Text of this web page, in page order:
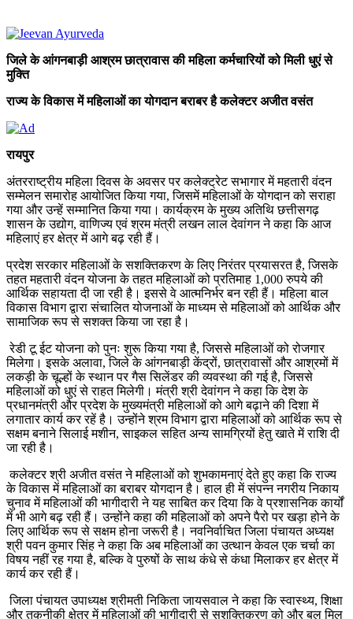
जिले के आंगनबाड़ी आश्रम छात्रावास की महिला कर्मचारियों को मिली धुएं से
मुक्ति
राज्य के विकास में महिलाओं का योगदान बराबर है कलेक्टर अजीत वसंत
रायपुर
अंतरराष्ट्रीय महिला दिवस के अवसर पर कलेक्ट्रेट सभागार में महतारी वंदन
सम्मेलन समारोह आयोजित किया गया, जिसमें महिलाओं के योगदान को सराहा
गया और उन्हें सम्मानित किया गया। कार्यक्रम के मुख्य अतिथि छत्तीसगढ़
शासन के उद्योग, वाणिज्य एवं श्रम मंत्री लखन लाल देवांगन ने कहा कि आज
महिलाएं हर क्षेत्र में आगे बढ़ रही हैं।
प्रदेश सरकार महिलाओं के सशक्तिकरण के लिए निरंतर प्रयासरत है, जिसके
तहत महतारी वंदन योजना के तहत महिलाओं को प्रतिमाह 1,000 रुपये की
आर्थिक सहायता दी जा रही है। इससे वे आत्मनिर्भर बन रही हैं। महिला बाल
विकास विभाग द्वारा संचालित योजनाओं के माध्यम से महिलाओं को आर्थिक और
सामाजिक रूप से सशक्त किया जा रहा है।
रेडी टू ईट योजना को पुनः शुरू किया गया है, जिससे महिलाओं को रोजगार
मिलेगा। इसके अलावा, जिले के आंगनबाड़ी केंद्रों, छात्रावासों और आश्रमों में
लकड़ी के चूल्हों के स्थान पर गैस सिलेंडर की व्यवस्था की गई है, जिससे
महिलाओं को धुएं से राहत मिलेगी। मंत्री श्री देवांगन ने कहा कि देश के
प्रधानमंत्री और प्रदेश के मुख्यमंत्री महिलाओं को आगे बढ़ाने की दिशा में
लगातार कार्य कर रहें है। उन्होंने श्रम विभाग द्वारा महिलाओं को आर्थिक रूप से
सक्षम बनाने सिलाई मशीन, साइकल सहित अन्य सामग्रियों हेतु खाते में राशि दी
जा रही है।
कलेक्टर श्री अजीत वसंत ने महिलाओं को शुभकामनाएं देते हुए कहा कि राज्य
के विकास में महिलाओं का बराबर योगदान है। हाल ही में संपन्न नगरीय निकाय
चुनाव में महिलाओं की भागीदारी ने यह साबित कर दिया कि वे प्रशासनिक कार्यों
में भी आगे बढ़ रही हैं। उन्होंने कहा की महिलाओं को अपने पैरो पर खड़ा होने के
लिए आर्थिक रूप से सक्षम होना जरूरी है। नवनिर्वाचित जिला पंचायत अध्यक्ष
श्री पवन कुमार सिंह ने कहा कि अब महिलाओं का उत्थान केवल एक चर्चा का
विषय नहीं रह गया है, बल्कि वे पुरुषों के साथ कंधे से कंधा मिलाकर हर क्षेत्र में
कार्य कर रही हैं।
जिला पंचायत उपाध्यक्ष श्रीमती निकिता जायसवाल ने कहा कि स्वास्थ्य, शिक्षा
और तकनीकी क्षेत्र में महिलाओं की भागीदारी से सशक्तिकरण को और बल मिल